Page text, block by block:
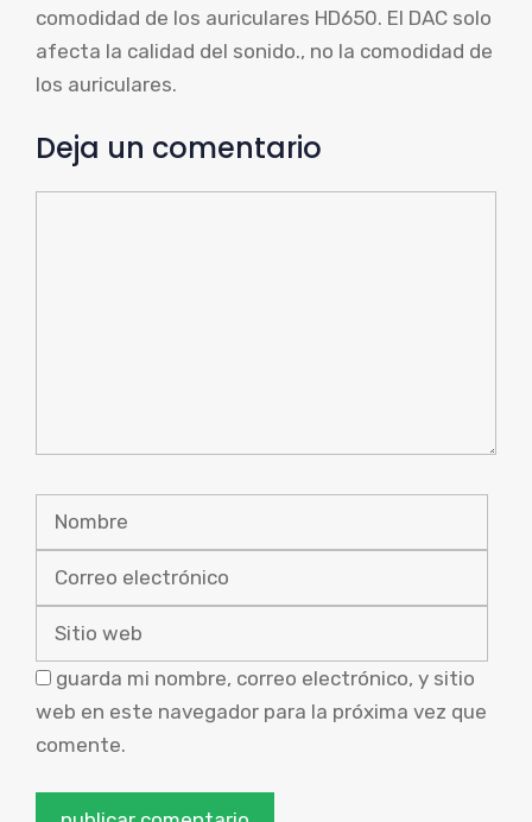
comodidad de los auriculares HD650. El DAC solo
afecta la calidad del sonido., no la comodidad de
los auriculares.
Deja un comentario
Nombre
guarda mi nombre, correo electrónico, y sitio
web en este navegador para la próxima vez que
comente.